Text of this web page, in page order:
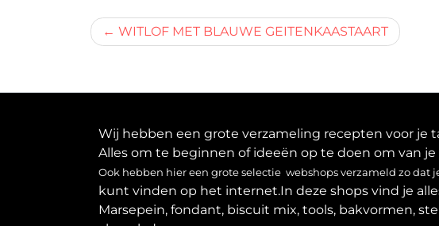
Bericht
WITLOF MET BLAUWE GEITENKAASTAART
Wij hebben een grote verzameling recepten voor je
Alles om te beginnen of ideeën op te doen om van
Ook hebben hier een grote selectie webshops verzameld zo dat
kunt vinden op het internet.In deze shops vind je
Marsepein, fondant, biscuit mix, tools, bakvormen,